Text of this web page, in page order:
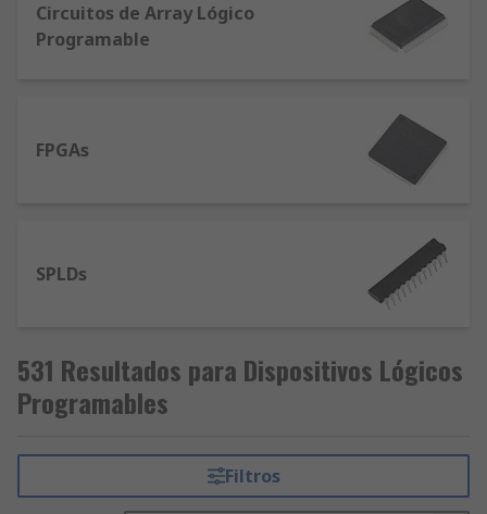
Circuitos de Array Lógico
Programable
FPGAs
SPLDs
531 Resultados para Dispositivos Lógicos
Programables
Filtros